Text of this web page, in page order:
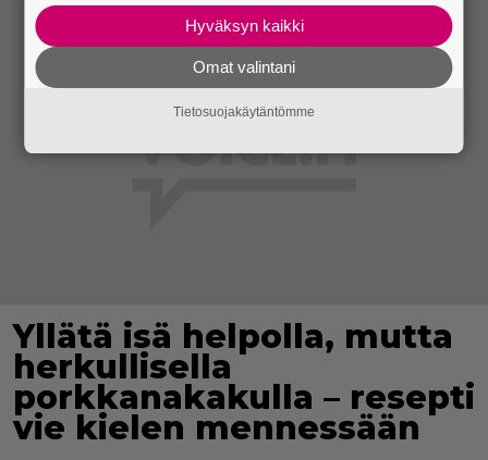
Yllätä isä helpolla, mutta
herkullisella
porkkanakakulla – resepti
vie kielen mennessään
Hyväksyn kaikki
Omat valintani
Tietosuojakäytäntömme